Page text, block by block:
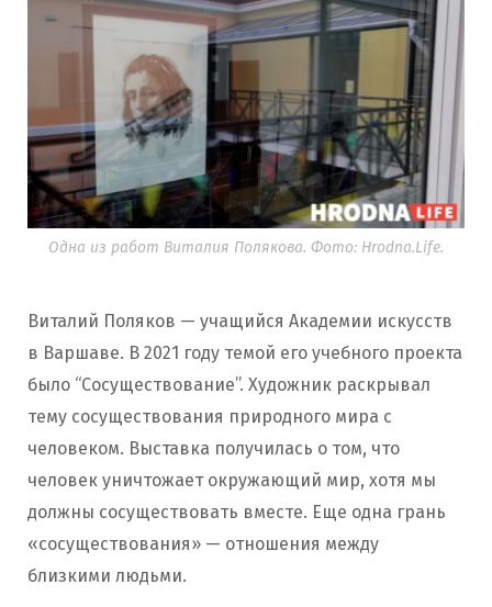
Одна из работ Виталия Полякова. Фото: Hrodna.Life.
Виталий Поляков — учащийся Академии искусств
в Варшаве. В 2021 году темой его учебного проекта
было “Сосуществование”. Художник раскрывал
тему сосуществования природного мира с
человеком. Выставка получилась о том, что
человек уничтожает окружающий мир, хотя мы
должны сосуществовать вместе. Еще одна грань
«сосуществования» — отношения между
близкими людьми.